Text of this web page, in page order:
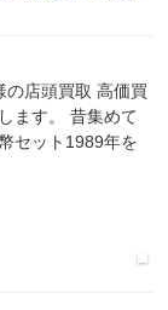
の店頭買取 高価買
ます。 昔集めて
セット1989年を